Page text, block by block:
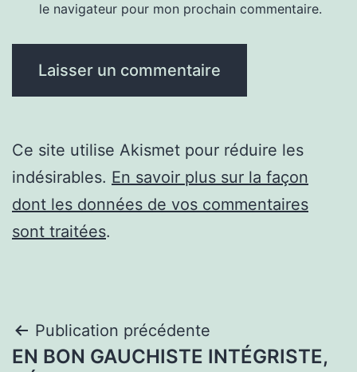
le navigateur pour mon prochain commentaire.
Ce site utilise Akismet pour réduire les
indésirables. En savoir plus sur la façon
dont les données de vos commentaires
sont traitées.
Navigation
Publication précédente
EN BON GAUCHISTE INTÉGRISTE,